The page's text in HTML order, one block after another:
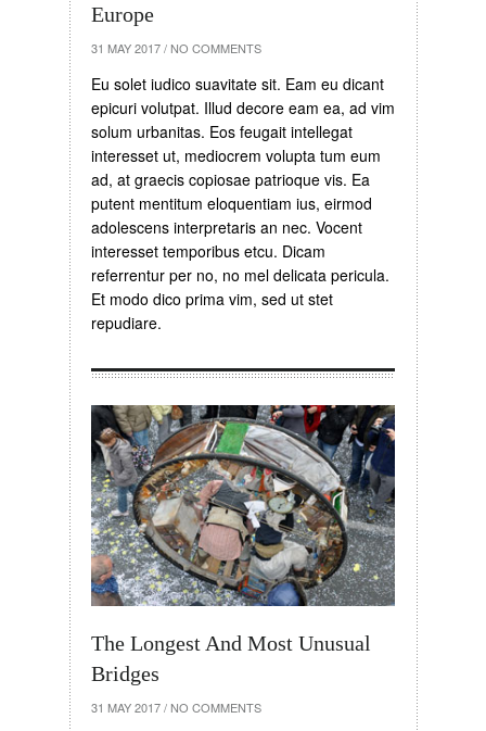
Europe
31 MAY 2017 / NO COMMENTS
Eu solet iudico suavitate sit. Eam eu dicant
epicuri volutpat. Illud decore eam ea, ad vim
solum urbanitas. Eos feugait intellegat
interesset ut, mediocrem volupta tum eum
ad, at graecis copiosae patrioque vis. Ea
putent mentitum eloquentiam ius, eirmod
adolescens interpretaris an nec. Vocent
interesset temporibus etcu. Dicam
referrentur per no, no mel delicata pericula.
Et modo dico prima vim, sed ut stet
repudiare.
The Longest And Most Unusual
Bridges
31 MAY 2017 / NO COMMENTS